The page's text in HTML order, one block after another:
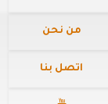
من نحن
اتصل بنا